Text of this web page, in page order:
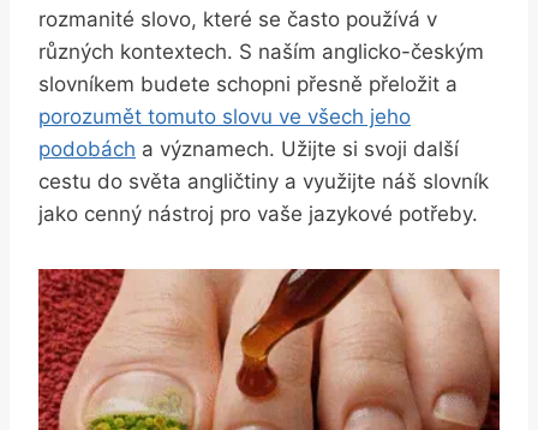
rozmanité slovo, které se často používá v
různých kontextech. S naším anglicko-českým
slovníkem budete schopni přesně přeložit a
porozumět tomuto slovu ve všech jeho
podobách a významech. Užijte si svoji další
cestu do světa angličtiny a využijte náš slovník
jako cenný nástroj pro vaše jazykové potřeby.